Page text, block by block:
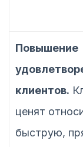
Повышение
клиентов.
ценят
быструю,